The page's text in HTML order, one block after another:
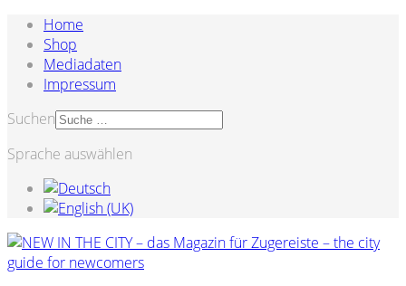
Home
Shop
Mediadaten
Impressum
Suchen
Sprache auswählen